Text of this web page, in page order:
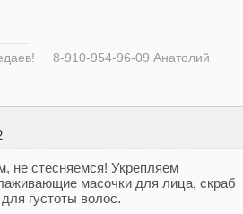
8-910-954-96-09 Анатолий
не стесняемся! Укрепляем
масочки для лица, скраб
густоты волос.